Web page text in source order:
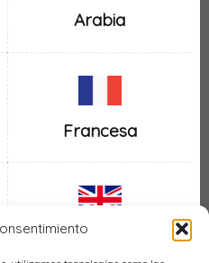
Arabia
Francesa
Inglesa